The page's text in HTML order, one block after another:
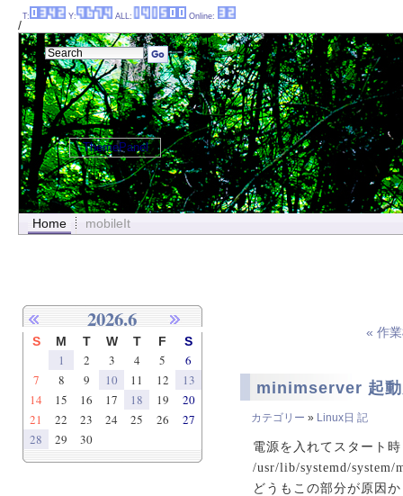
/
Home mobileIt
« 作
minimserver 起動
カテゴリー » Linux日 記
電源を入れてスタート
/usr/lib/systemd/
どうもこの部分が原因
2026.6
S M T W T F S
1 2 3 4 5
6
7
8 9 10 11 12
13
14
15 16 17 18 19
20
21
22 23 24 25 26
27
28
29 30
T: Y: ALL: Online:
ThemePanel